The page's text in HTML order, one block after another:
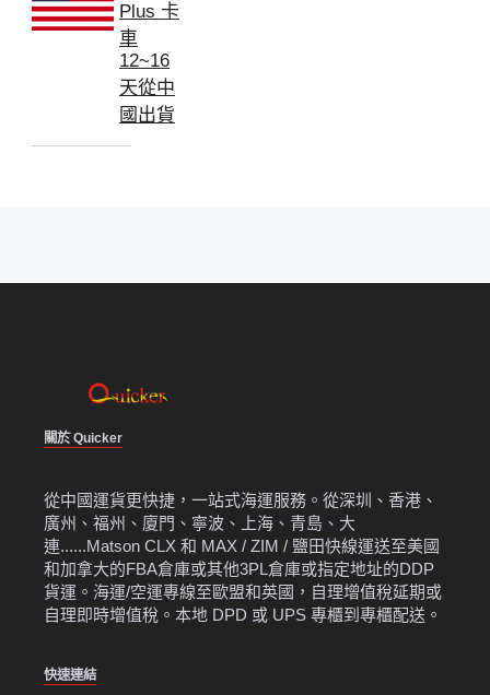
Plus 卡
車
12~16
天從中
國出貨
關於 Quicker
從中國運貨更快捷，一站式海運服務。從深圳、香港、
廣州、福州、廈門、寧波、上海、青島、大
連......Matson CLX 和 MAX / ZIM / 鹽田快線運送至美國
和加拿大的FBA倉庫或其他3PL倉庫或指定地址的DDP
貨運。海運/空運專線至歐盟和英國，自理增值稅延期或
自理即時增值稅。本地 DPD 或 UPS 專櫃到專櫃配送。
快速連結